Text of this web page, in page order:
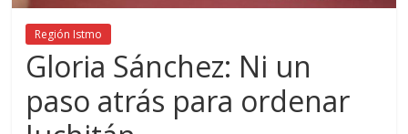
Región Istmo
Gloria Sánchez: Ni un
paso atrás para ordenar